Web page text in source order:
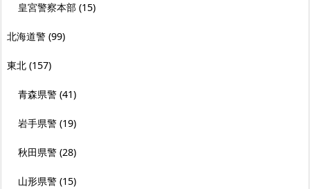
皇宮警察本部 (15)
北海道警 (99)
東北 (157)
青森県警 (41)
岩手県警 (19)
秋田県警 (28)
山形県警 (15)